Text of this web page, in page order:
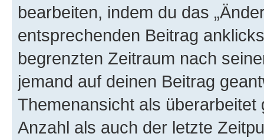
bearbeiten, indem du das
entsprechenden Beitrag
begrenzten Zeitraum nach
jemand auf deinen Beitrag
Themenansicht als
Anzahl als auch der letzte